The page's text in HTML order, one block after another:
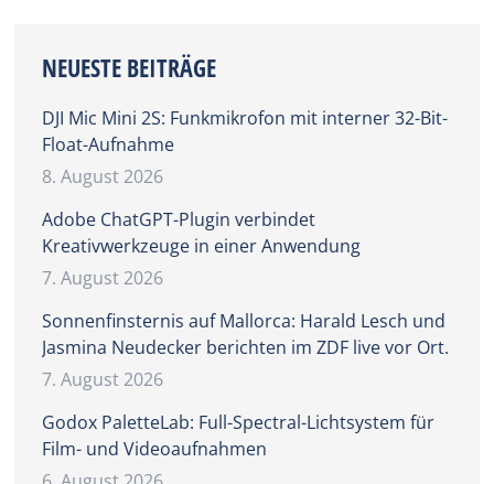
NEUESTE BEITRÄGE
DJI Mic Mini 2S: Funkmikrofon mit interner 32-Bit-
Float-Aufnahme
8. August 2026
Adobe ChatGPT-Plugin verbindet
Kreativwerkzeuge in einer Anwendung
7. August 2026
Sonnenfinsternis auf Mallorca: Harald Lesch und
Jasmina Neudecker berichten im ZDF live vor Ort.
7. August 2026
Godox PaletteLab: Full-Spectral-Lichtsystem für
Film- und Videoaufnahmen